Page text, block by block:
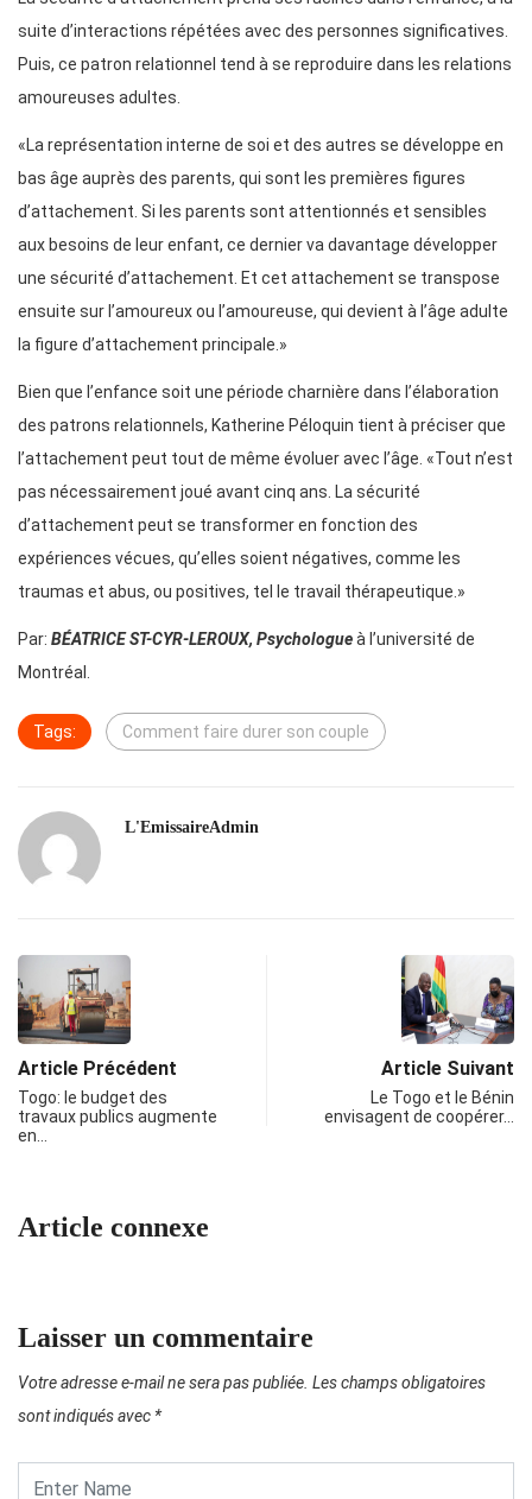
suite d’interactions répétées avec des personnes significatives.
Puis, ce patron relationnel tend à se reproduire dans les relations
amoureuses adultes.
«La représentation interne de soi et des autres se développe en
bas âge auprès des parents, qui sont les premières figures
d’attachement. Si les parents sont attentionnés et sensibles
aux besoins de leur enfant, ce dernier va davantage développer
une sécurité d’attachement. Et cet attachement se transpose
ensuite sur l’amoureux ou l’amoureuse, qui devient à l’âge adulte
la figure d’attachement principale.»
Bien que l’enfance soit une période charnière dans l’élaboration
des patrons relationnels, Katherine Péloquin tient à préciser que
l’attachement peut tout de même évoluer avec l’âge. «Tout n’est
pas nécessairement joué avant cinq ans. La sécurité
d’attachement peut se transformer en fonction des
expériences vécues, qu’elles soient négatives, comme les
traumas et abus, ou positives, tel le travail thérapeutique.»
Par: BÉATRICE ST-CYR-LEROUX, Psychologueà l’université de
Montréal.
Tags: Comment faire durer son couple
L'EmissaireAdmin
Article Précédent
Togo: le budget des
travaux publics augmente
en…
Article Suivant
Le Togo et le Bénin
envisagent de coopérer…
Article connexe
Laisser un commentaire
Votre adresse e-mail ne sera pas publiée. Les champs obligatoires
sont indiqués avec *